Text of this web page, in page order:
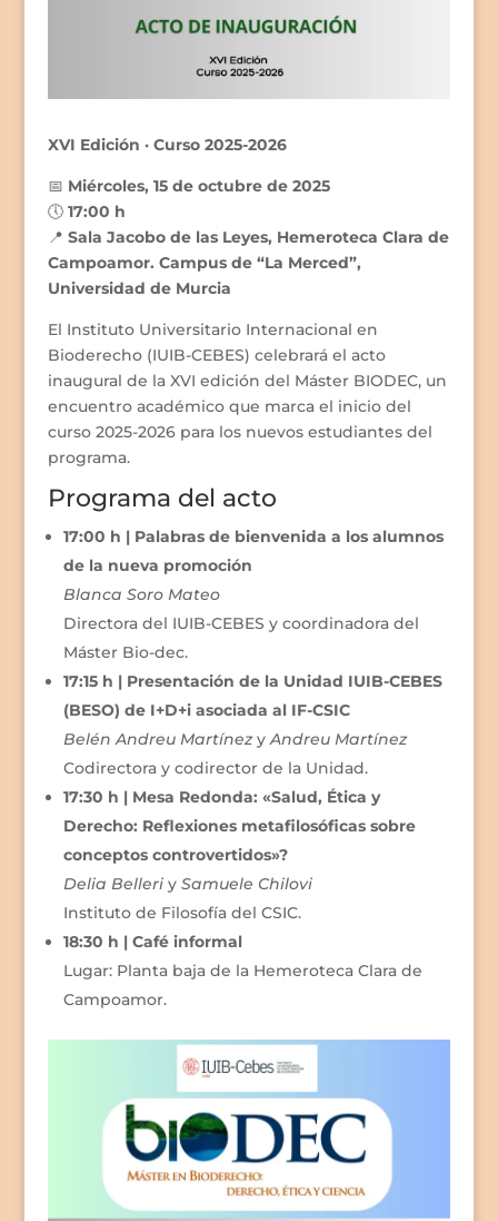
XVI Edición · Curso 2025-2026
📅 Miércoles, 15 de octubre de 2025
🕔 17:00 h
📍 Sala Jacobo de las Leyes, Hemeroteca Clara de
Campoamor. Campus de “La Merced”,
Universidad de Murcia
El Instituto Universitario Internacional en
Bioderecho (IUIB-CEBES) celebrará el acto
inaugural de la XVI edición del Máster BIODEC, un
encuentro académico que marca el inicio del
curso 2025-2026 para los nuevos estudiantes del
programa.
Programa del acto
17:00 h | Palabras de bienvenida a los alumnos
de la nueva promoción
Blanca Soro Mateo
Directora del IUIB-CEBES y coordinadora del
Máster Bio-dec.
17:15 h | Presentación de la Unidad IUIB-CEBES
(BESO) de I+D+i asociada al IF-CSIC
Belén Andreu MartínezyAndreu Martínez
Codirectora y codirector de la Unidad.
17:30 h | Mesa Redonda: «Salud, Ética y
Derecho: Reflexiones metafilosóficas sobre
conceptos controvertidos»?
Delia Belleriy Samuele Chilovi
Instituto de Filosofía del CSIC.
18:30 h | Café informal
Lugar: Planta baja de la Hemeroteca Clara de
Campoamor.